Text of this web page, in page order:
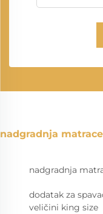
nadgradnja matrace
nadgradnja
dodatak za
veličini king size